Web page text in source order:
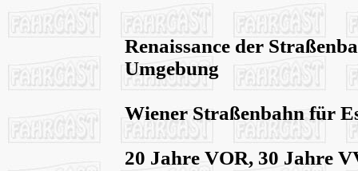
Renaissance der
Umgebung
Wiener Straßenbahn für
20 Jahre VOR, 30 Jahre